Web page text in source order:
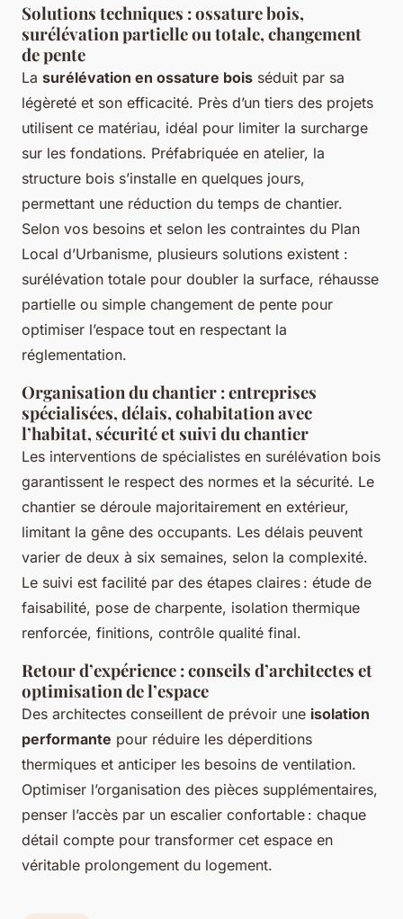
Solutions techniques : ossature bois,
surélévation partielle ou totale, changement
de pente
La surélévation en ossature bois séduit par sa
légèreté et son efficacité. Près d’un tiers des projets
utilisent ce matériau, idéal pour limiter la surcharge
sur les fondations. Préfabriquée en atelier, la
structure bois s’installe en quelques jours,
permettant une réduction du temps de chantier.
Selon vos besoins et selon les contraintes du Plan
Local d’Urbanisme, plusieurs solutions existent :
surélévation totale pour doubler la surface, réhausse
partielle ou simple changement de pente pour
optimiser l’espace tout en respectant la
réglementation.
Organisation du chantier : entreprises
spécialisées, délais, cohabitation avec
l’habitat, sécurité et suivi du chantier
Les interventions de spécialistes en surélévation bois
garantissent le respect des normes et la sécurité. Le
chantier se déroule majoritairement en extérieur,
limitant la gêne des occupants. Les délais peuvent
varier de deux à six semaines, selon la complexité.
Le suivi est facilité par des étapes claires : étude de
faisabilité, pose de charpente, isolation thermique
renforcée, finitions, contrôle qualité final.
Retour d’expérience : conseils d’architectes et
optimisation de l’espace
Des architectes conseillent de prévoir une isolation
performante pour réduire les déperditions
thermiques et anticiper les besoins de ventilation.
Optimiser l’organisation des pièces supplémentaires,
penser l’accès par un escalier confortable : chaque
détail compte pour transformer cet espace en
véritable prolongement du logement.